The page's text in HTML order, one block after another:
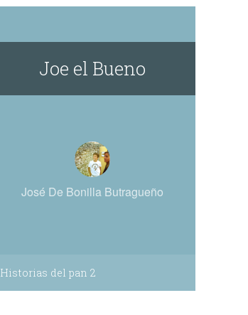
Joe el Bueno
José De Bonilla Butragueño
Historias del pan 2